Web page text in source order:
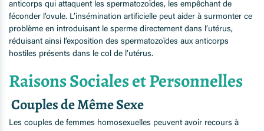
anticorps qui attaquent les spermatozoïdes, les empêchant de
féconder l’ovule. L’insémination artificielle peut aider à surmonter ce
problème en introduisant le sperme directement dans l’utérus,
réduisant ainsi l’exposition des spermatozoïdes aux anticorps
hostiles présents dans le col de l’utérus.
Raisons Sociales et Personnelles
Couples de Même Sexe
Les couples de femmes homosexuelles peuvent avoir recours à